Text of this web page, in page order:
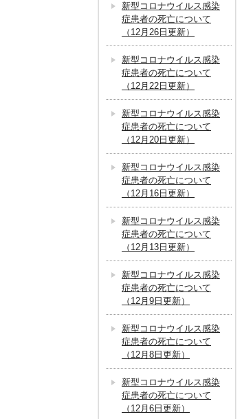
新型コロナウイルス感染
症患者の死亡について
（12月26日更新）
新型コロナウイルス感染
症患者の死亡について
（12月22日更新）
新型コロナウイルス感染
症患者の死亡について
（12月20日更新）
新型コロナウイルス感染
症患者の死亡について
（12月16日更新）
新型コロナウイルス感染
症患者の死亡について
（12月13日更新）
新型コロナウイルス感染
症患者の死亡について
（12月9日更新）
新型コロナウイルス感染
症患者の死亡について
（12月8日更新）
新型コロナウイルス感染
症患者の死亡について
（12月6日更新）